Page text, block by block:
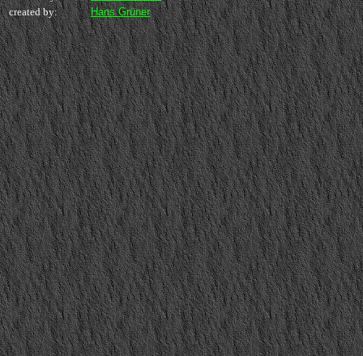
created by:
Hans Grüner